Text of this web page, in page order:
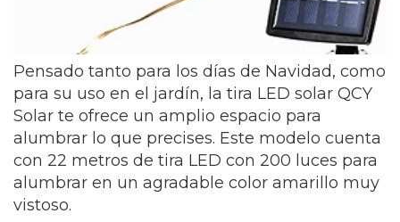
Pensado tanto para los días de Navidad, como
para su uso en el jardín, la tira LED solar QCY
Solar te ofrece un amplio espacio para
alumbrar lo que precises. Este modelo cuenta
con 22 metros de tira LED con 200 luces para
alumbrar en un agradable color amarillo muy
vistoso.